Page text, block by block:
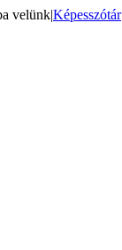
velünk|Képesszótár